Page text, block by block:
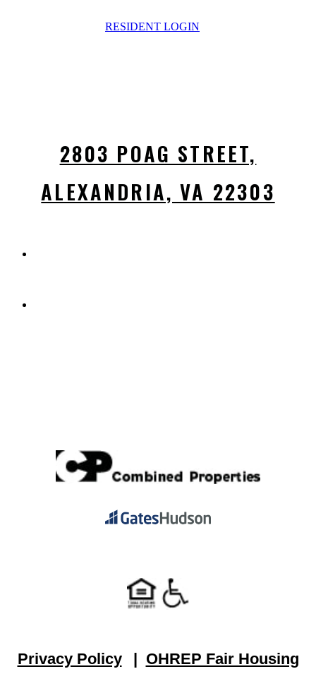
RESIDENT LOGIN
2803 POAG STREET,
ALEXANDRIA, VA 22303
Privacy Policy OHREP Fair Housing